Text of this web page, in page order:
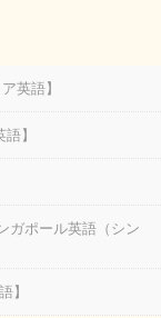
英語】
】
ガポール英語（シン
】